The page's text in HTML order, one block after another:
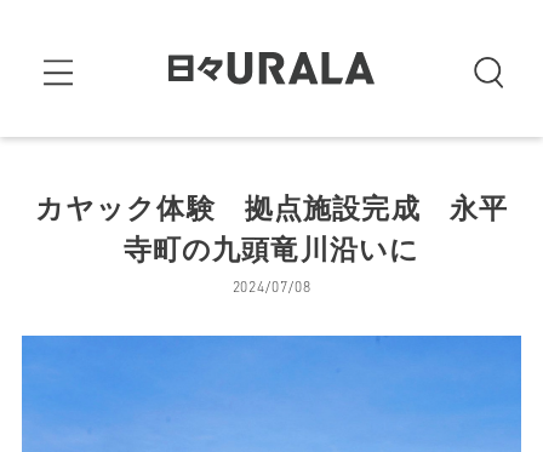
カヤック体験 拠点施設完成 永平
寺町の九頭竜川沿いに
2024/07/08